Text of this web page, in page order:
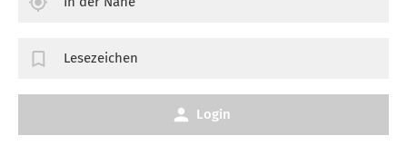
Lesezeichen
Login